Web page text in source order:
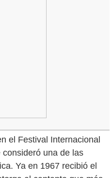
el Festival Internacional
una de las
Ya en 1967 recibió el